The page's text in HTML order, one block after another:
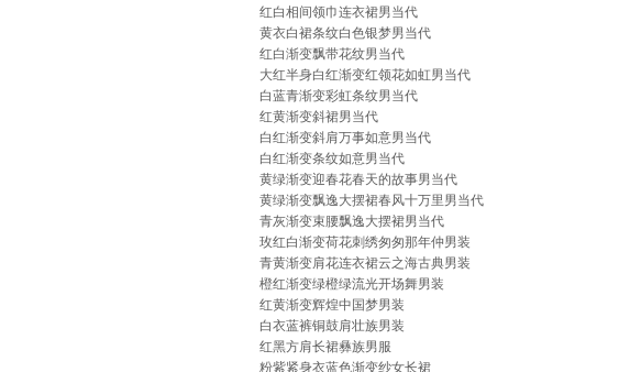
红白相间领巾连衣裙男当代
黄衣白裙条纹白色银梦男当代
红白渐变飘带花纹男当代
大红半身白红渐变红领花如虹男当代
白蓝青渐变彩虹条纹男当代
红黄渐变斜裙男当代
白红渐变斜肩万事如意男当代
白红渐变条纹如意男当代
黄绿渐变迎春花春天的故事男当代
黄绿渐变飘逸大摆裙春风十万里男当代
青灰渐变束腰飘逸大摆裙男当代
玫红白渐变荷花刺绣匆匆那年仲男装
青黄渐变肩花连衣裙云之海古典男装
橙红渐变绿橙绿流光开场舞男装
红黄渐变辉煌中国梦男装
白衣蓝裤铜鼓肩壮族男装
红黑方肩长裙彝族男服
粉紫紧身衣蓝色渐变纱女长裙